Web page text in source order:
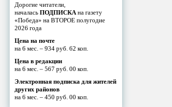
Дорогие читатели,
началась ПОДПИСКА на газету
«Победа» на ВТОРОЕ полугодие
2026 года
Цена на почте
на 6 мес. – 934 руб. 62 коп.
Цена в редакции
на 6 мес. – 567 руб. 00 коп.
Электронная подписка для жителей
других районов
на 6 мес. – 450 руб. 00 коп.